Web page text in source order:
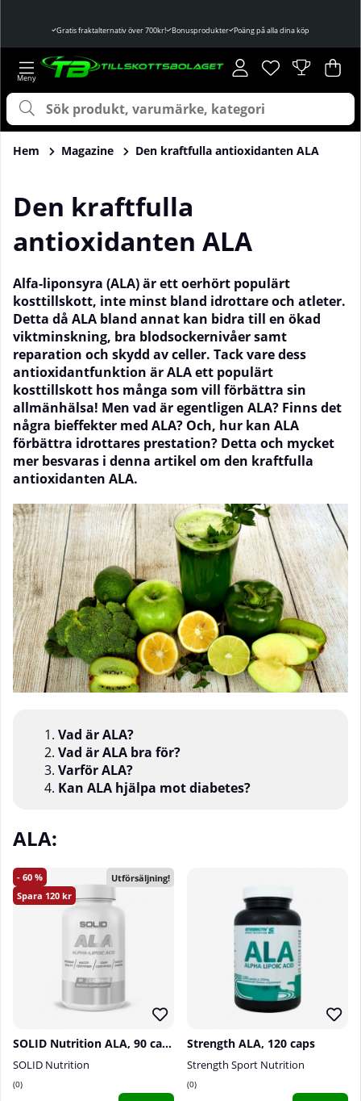
Gratis fraktalternativ över 700kr! Bonusprodukter Poäng på alla dina köp
Önskelista
Antal i
. .
Hem Magazine Den kraftfulla antioxidanten ALA
Den kraftfulla
antioxidanten ALA
Alfa-liponsyra (ALA) är ett oerhört populärt
kosttillskott, inte minst bland idrottare och atleter.
Detta då ALA bland annat kan bidra till en ökad
viktminskning, bra blodsockernivåer samt
reparation och skydd av celler. Tack vare dess
antioxidantfunktion är ALA ett populärt
kosttillskott hos många som vill förbättra sin
allmänhälsa! Men vad är egentligen ALA? Finns det
några bieffekter med ALA? Och, hur kan ALA
förbättra idrottares prestation? Detta och mycket
mer besvaras i denna artikel om den kraftfulla
antioxidanten ALA.
Vad är ALA?
Vad är ALA bra för?
Varför ALA?
Kan ALA hjälpa mot diabetes?
ALA:
60
120
Utförsäljning!
SOLID Nutrition ALA, 90 caps
SOLID Nutrition
0
Strength ALA, 120 caps
Strength Sport Nutrition
0